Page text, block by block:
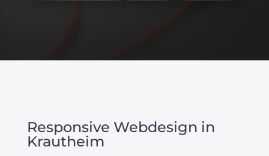
Responsive Webdesign in
Krautheim